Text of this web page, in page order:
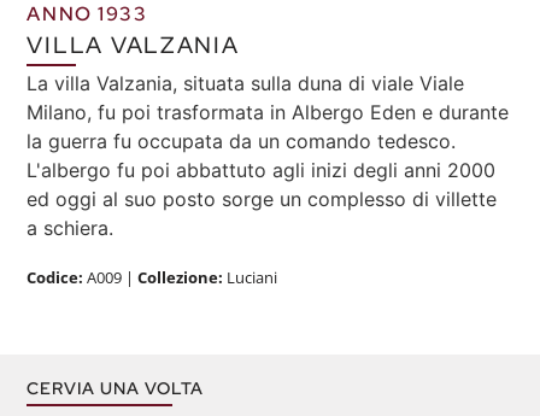
ANNO 1933
VILLA VALZANIA
La villa Valzania, situata sulla duna di viale Viale
Milano, fu poi trasformata in Albergo Eden e durante
la guerra fu occupata da un comando tedesco.
L'albergo fu poi abbattuto agli inizi degli anni 2000
ed oggi al suo posto sorge un complesso di villette
a schiera.
Codice:A009 |Collezione: Luciani
CERVIA UNA VOLTA